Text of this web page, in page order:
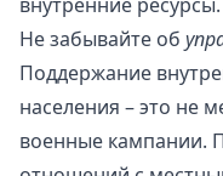
Не забывайте об
Поддержание
населения – это не
военные кампании.